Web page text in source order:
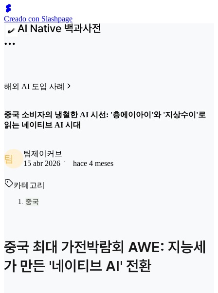
Creado con Slashpage
해외 AI 도입 사례
중국 소비자의 냉철한 AI 시선: '층에이아이'와 '지상수이'로
읽는 네이티브 AI 시대
팀
팀제이커브
15 abr 2026
hace 4 meses
카테고리
중국
중국 최대 가전박람회 AWE: 지능세
가 만든 '네이티브 AI' 전환